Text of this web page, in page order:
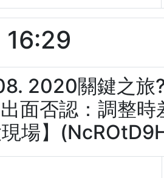
16:29
2020關鍵之旅
面否認：調整
現場】